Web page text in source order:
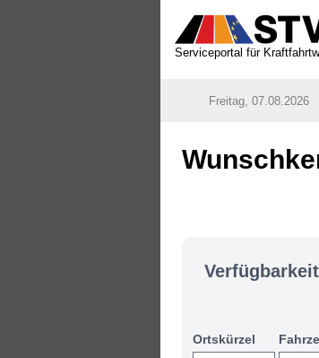
Serviceportal für
Freitag, 07.08.2026
Ortskürzel